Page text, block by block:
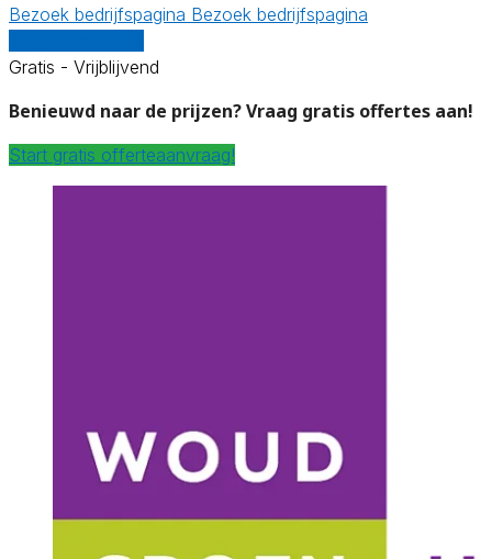
Bezoek bedrijfspagina Bezoek bedrijfspagina
Gratis - Vrijblijvend
Benieuwd naar de prijzen? Vraag gratis offertes aan!
Start gratis offerteaanvraag!